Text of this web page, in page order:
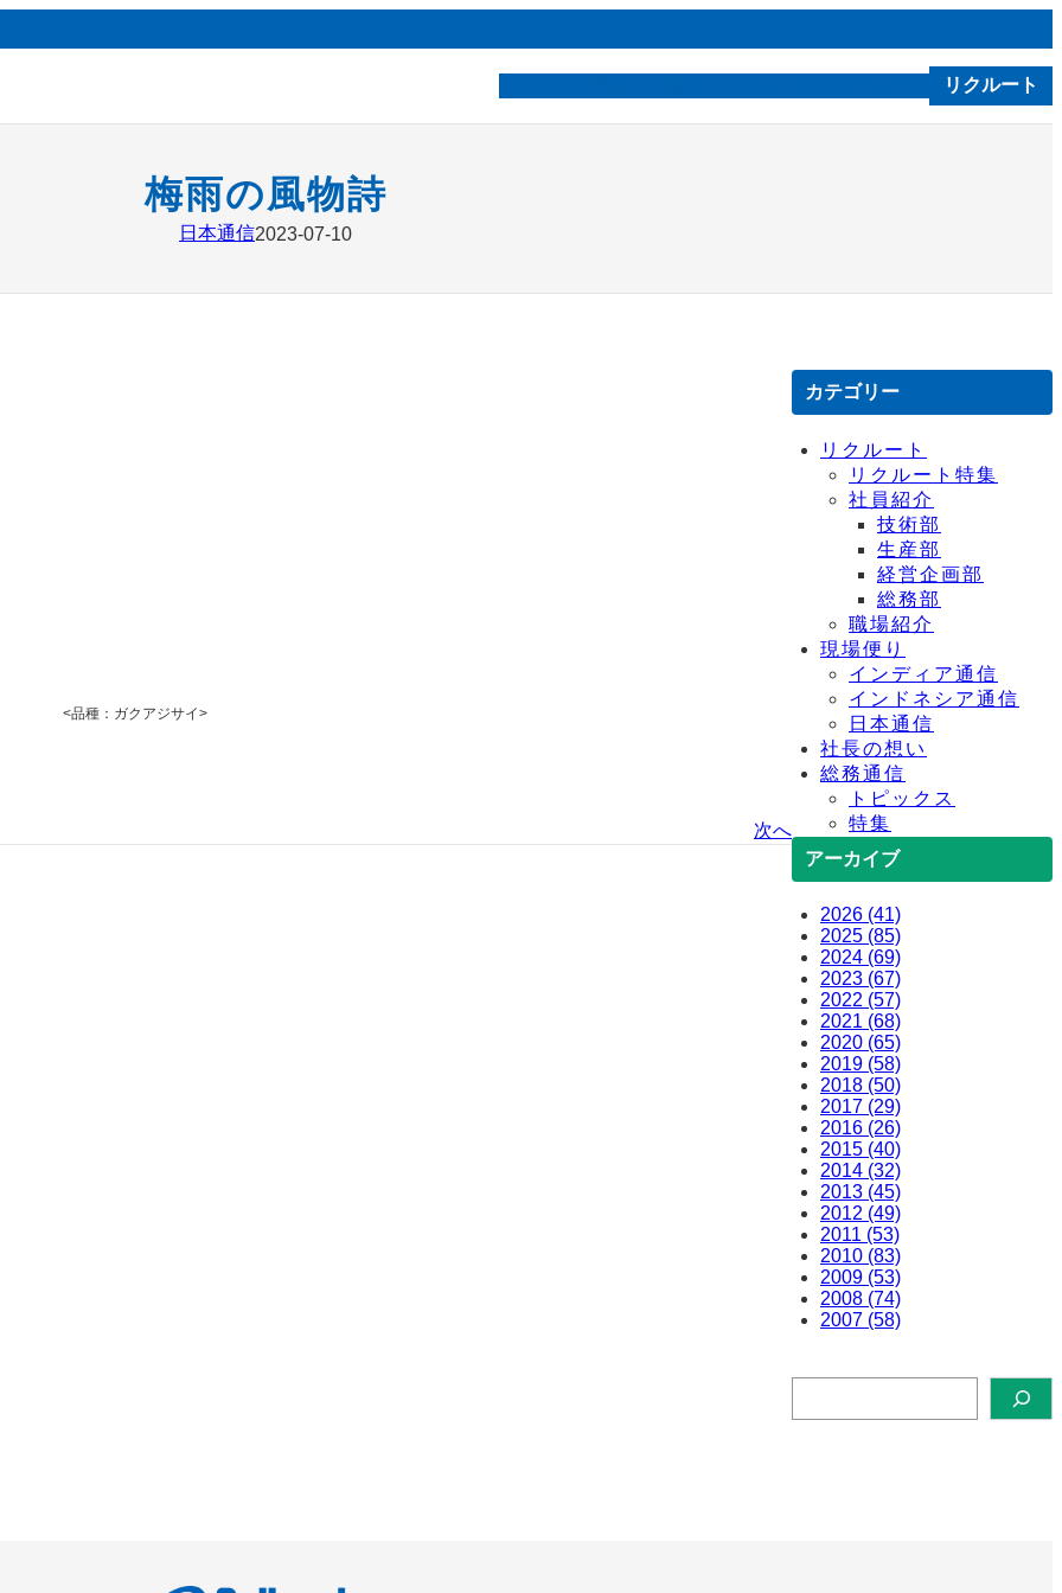
リクルート
梅雨の風物詩
日本通信2023-07-10
<品種：ガクアジサイ>
次へ
カテゴリー
リクルート
リクルート特集
社員紹介
技術部
生産部
経営企画部
総務部
職場紹介
現場便り
インディア通信
インドネシア通信
日本通信
社長の想い
総務通信
トピックス
特集
アーカイブ
2026 (41)
2025 (85)
2024 (69)
2023 (67)
2022 (57)
2021 (68)
2020 (65)
2019 (58)
2018 (50)
2017 (29)
2016 (26)
2015 (40)
2014 (32)
2013 (45)
2012 (49)
2011 (53)
2010 (83)
2009 (53)
2008 (74)
2007 (58)